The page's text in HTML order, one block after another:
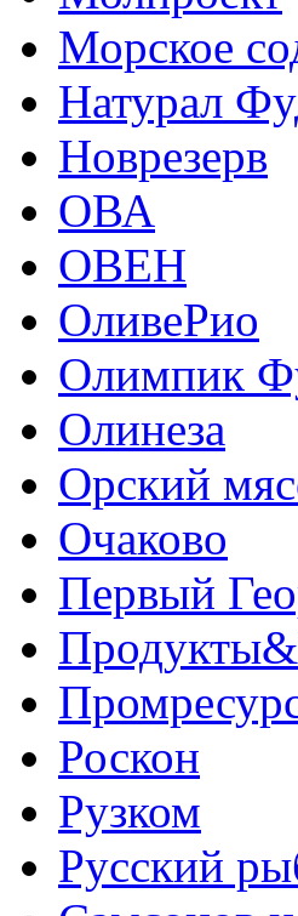
Морское
Натурал
Новрезерв
ОВА
ОВЕН
ОливеРио
Олимпик
Олинеза
Орский
Очаково
Первый
Роскон
Рузком
Русский